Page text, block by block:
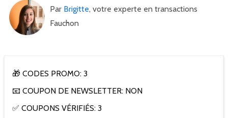
Par Brigitte, votre experte en transactions
Fauchon
🎁 CODES PROMO: 3
📧 COUPON DE NEWSLETTER: NON
✅ COUPONS VÉRIFIÉS: 3